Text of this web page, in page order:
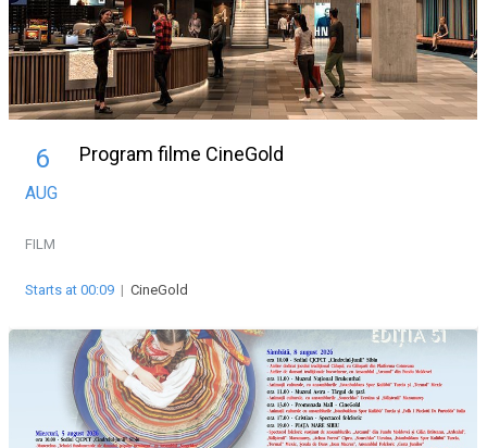
6
AUG
Program filme CineGold
FILM
Starts at 00:09 | CineGold